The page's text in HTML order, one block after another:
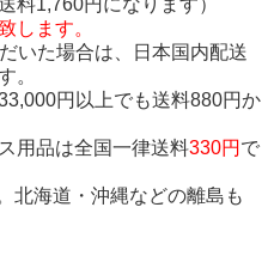
料1,760円になります）
します。
いた場合は、日本国内配送
。
円以上でも送料880円か
用品は全国一律送料330円 で
北海道・沖縄などの離島も